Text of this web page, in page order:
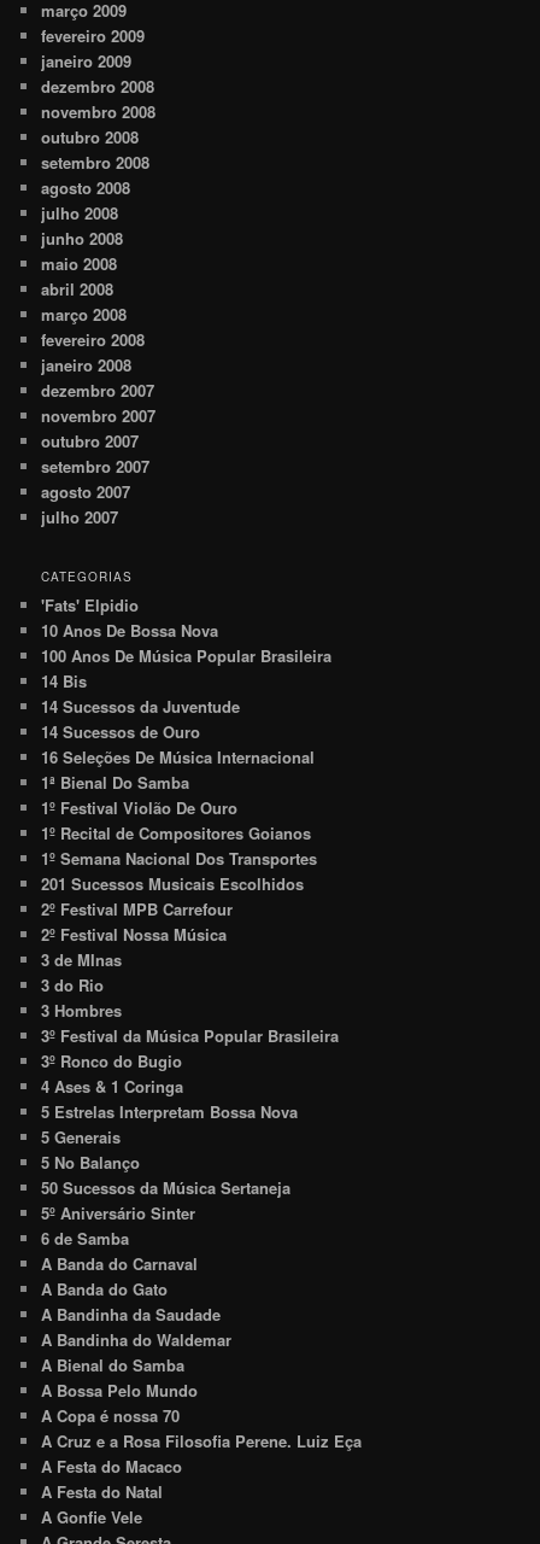
março 2009
fevereiro 2009
janeiro 2009
dezembro 2008
novembro 2008
outubro 2008
setembro 2008
agosto 2008
julho 2008
junho 2008
maio 2008
abril 2008
março 2008
fevereiro 2008
janeiro 2008
dezembro 2007
novembro 2007
outubro 2007
setembro 2007
agosto 2007
julho 2007
CATEGORIAS
'Fats' Elpidio
10 Anos De Bossa Nova
100 Anos De Música Popular Brasileira
14 Bis
14 Sucessos da Juventude
14 Sucessos de Ouro
16 Seleções De Música Internacional
1ª Bienal Do Samba
1º Festival Violão De Ouro
1º Recital de Compositores Goianos
1º Semana Nacional Dos Transportes
201 Sucessos Musicais Escolhidos
2º Festival MPB Carrefour
2º Festival Nossa Música
3 de MInas
3 do Rio
3 Hombres
3º Festival da Música Popular Brasileira
3º Ronco do Bugio
4 Ases & 1 Coringa
5 Estrelas Interpretam Bossa Nova
5 Generais
5 No Balanço
50 Sucessos da Música Sertaneja
5º Aniversário Sinter
6 de Samba
A Banda do Carnaval
A Banda do Gato
A Bandinha da Saudade
A Bandinha do Waldemar
A Bienal do Samba
A Bossa Pelo Mundo
A Copa é nossa 70
A Cruz e a Rosa Filosofia Perene. Luiz Eça
A Festa do Macaco
A Festa do Natal
A Gonfie Vele